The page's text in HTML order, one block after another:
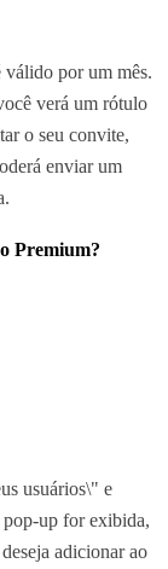
por um mês.
verá um rótulo
o seu convite,
enviar um
Premium?
usuários\" e
up for exibida,
adicionar ao